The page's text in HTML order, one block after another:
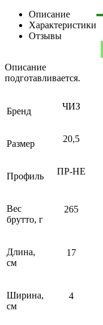
Описание
Характеристики
Отзывы
Описание
подготавливается.
Бренд ЧИЗ
Размер 20,5
Профиль ПР-НЕ
Вес
брутто, г
265
Длина,
см
17
Ширина,
см
4